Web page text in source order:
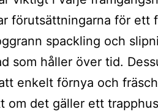
förutsättningarna för ett
spackling och
som håller över tid.
enkelt förnya och
om det gäller ett